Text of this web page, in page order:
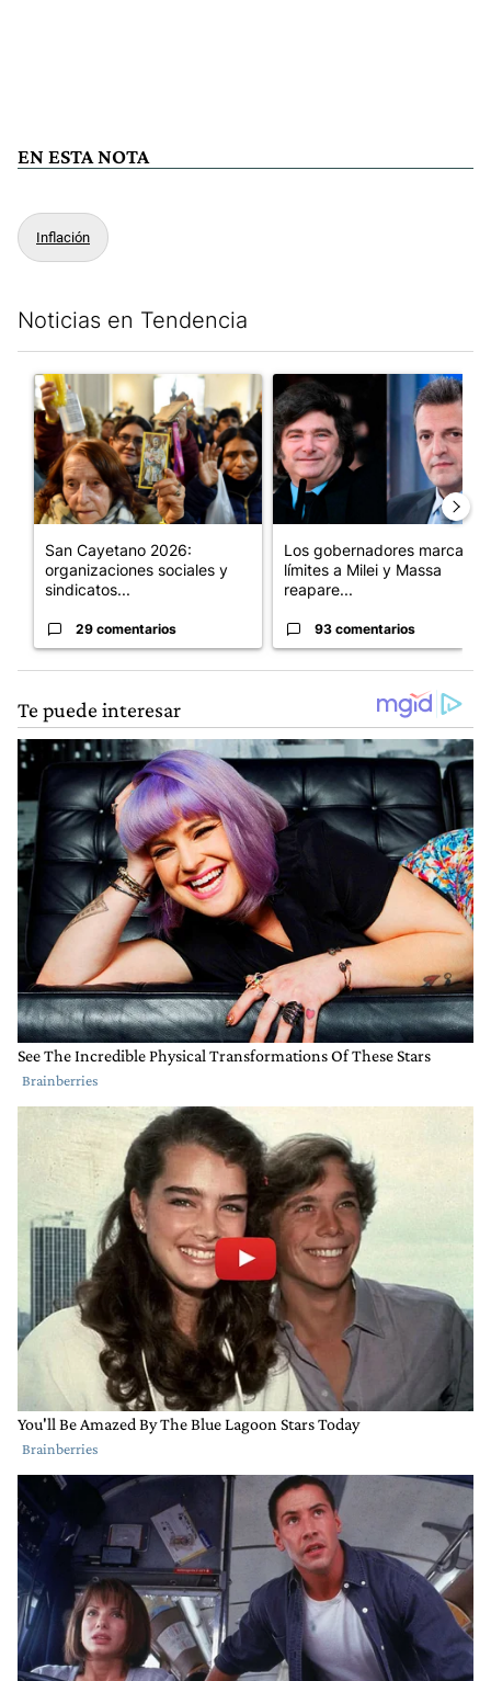
EN ESTA NOTA
Inflación
Noticias en Tendencia
Un artículo de tendencia con el título "San Cayetano 2026:
San Cayetano 2026:
organizaciones sociales y
sindicatos...
29 comentarios
Un artículo de tendencia
Los gobernadores marcan
límites a Milei y Massa
reapare...
93 comentarios